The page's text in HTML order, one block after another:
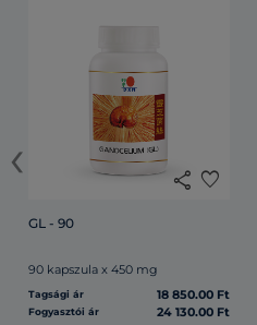
share favorite
GL - 90
90 kapszula x 450 mg
Tagsági ár 18 850.00 Ft
Fogyasztói ár 24 130.00 Ft
‹